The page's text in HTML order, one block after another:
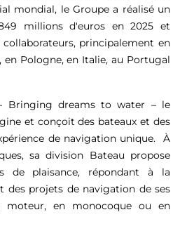
mondial, le Groupe a réalisé un
millions d'euros en 2025 et
principalement en
en Pologne, en Italie, au Portugal
Bringing dreams to water – le
et conçoit des bateaux et des
de navigation unique. À
sa division Bateau propose
de plaisance, répondant à la
des projets de navigation de ses
en monocoque ou en